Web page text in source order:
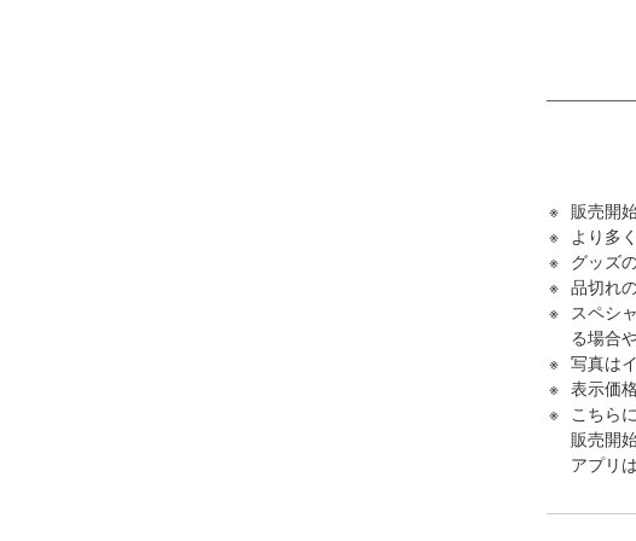
販売開
より多
グッズ
品切れ
スペシ
る場合
写真は
表示価
こちら
販売開
アプリは